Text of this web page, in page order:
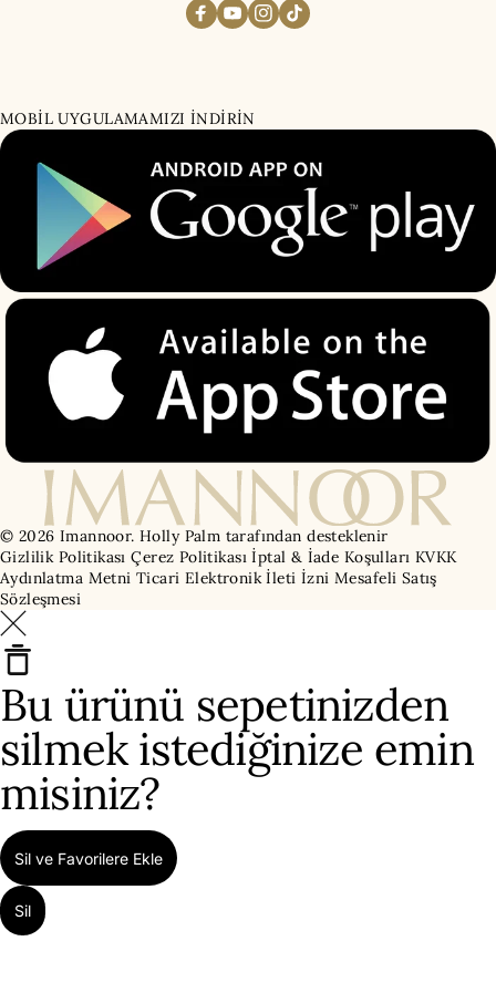
MOBİL UYGULAMAMIZI İNDİRİN
© 2026 Imannoor.Holly Palm tarafından desteklenir
Gizlilik Politikası Çerez Politikası İptal & İade Koşulları KVKK
Aydınlatma Metni Ticari Elektronik İleti İzni Mesafeli Satış
Sözleşmesi
Bu ürünü sepetinizden
silmek istediğinize emin
misiniz?
Sil ve Favorilere Ekle
Sil